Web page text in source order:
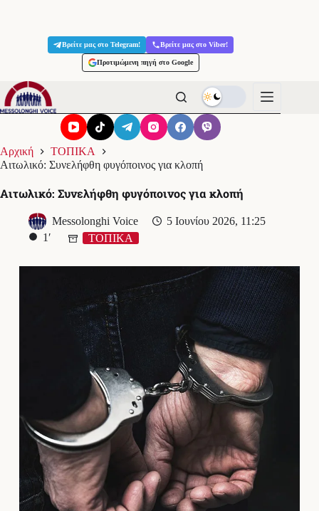
Βρείτε μας στο Telegram! Βρείτε μας στο Viber!
Προτιμώμενη πηγή στο Google
Αρχική
ΤΟΠΙΚΑ
Αιτωλικό: Συνελήφθη φυγόποινος για κλοπή
Αιτωλικό: Συνελήφθη φυγόποινος για κλοπή
Messolonghi Voice
5 Ιουνίου 2026, 11:25
1′
ΤΟΠΙΚΑ